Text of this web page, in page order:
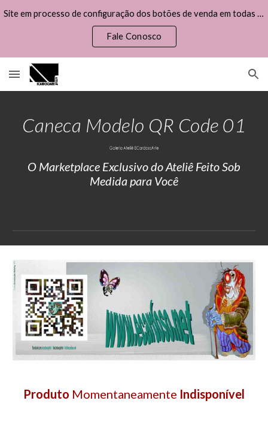
Skip to main content
Site em processo de configuração dos botões de venda em todas as obras disponíveis, por favor, não efetue uma compra.
Fale Conosco
Caneca Modelo QR Code 01
O Marketplace Exclusivo do Ateliê Feito Sob
Medida para Você
Produto Momentaneamente Indisponível